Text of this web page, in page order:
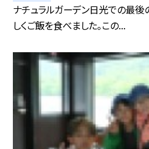
ナチュラルガーデン日光での最後
しくご飯を食べました。この...